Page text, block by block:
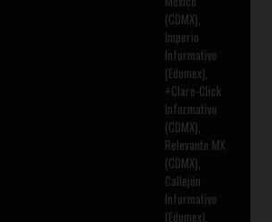
(CDMX),
Imperio
Informativo
(Edomex),
+Claro-Click
Informativo
(CDMX),
Relevante MX
(CDMX),
Callejón
Informativo
(Edomex),